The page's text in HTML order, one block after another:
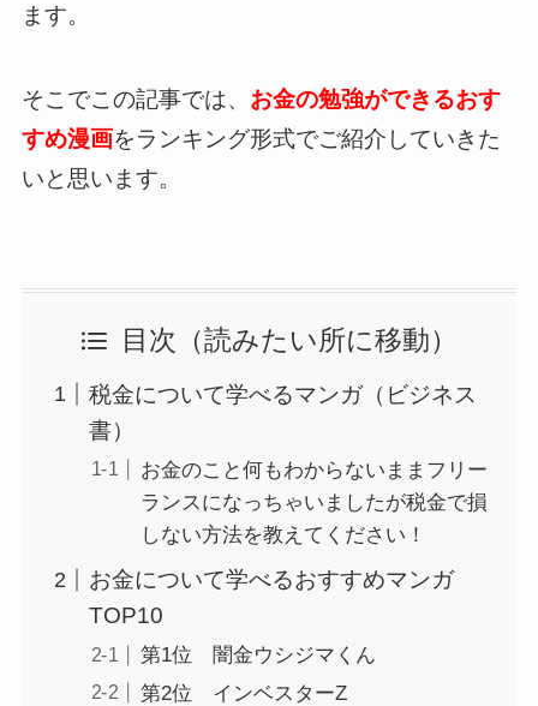
ます。
そこでこの記事では、 お金の勉強ができるおす
すめ漫画をランキング形式でご紹介していきた
いと思います。
目次（読みたい所に移動）
税金について学べるマンガ（ビジネス
書）
お金のこと何もわからないままフリー
ランスになっちゃいましたが税金で損
しない方法を教えてください！
お金について学べるおすすめマンガ
TOP10
第1位 闇金ウシジマくん
第2位 インベスターZ